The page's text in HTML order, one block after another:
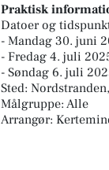
Praktisk
Datoer og
- Mandag 30. juni
- Fredag 4. juli
- Søndag 6. juli
Sted:
Målgruppe: Alle
Arrangør: